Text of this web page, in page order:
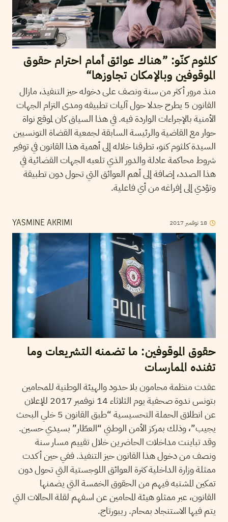
كلثوم كنّو: ”هناك عوائق أمام احترام حقوق
الموقوفين وبالإمكان تجاوزها“
منذ مرور أكثر من سنة ونصف على دخوله حيز التنفيذ، مازال
القانون 5 يطرح جدلا حول آليات تطبيقه ومدى التزام الجهات
الأمنية بالإجراءات الواردة فيه. في هذا السياق كان لموقع نواة
حوار مع القاضية والرئيسة السابقة لجمعية القضاة التونسيين
السيدة كلثوم كنو، تطرقنا خلاله إلى أهمية هذا القانون في توفير
شروط محاكمة عادلة والدور الذي تلعبه الجهات القضائية في
هذا الصدد، إضافة إلى أهم العوائق التي تحول دون تطبيقة
وتؤدي إلى إفراغه من أي فاعلية.
YASMINE AKRIMI 18 نوفمبر 2017
حقوق الموقوفين: ما تضمنه التشريعات وما
تفنده الممارسات
عقدت منظمة محامون بلا حدود والهيئة الوطنية للمحامين
بتونس ندوة صحفية يوم الثلاثاء 14 نوفمبر 2017 للإعلان
عن انطلاق الحملة التحسيسية “طبق القانون 5 خلي البحث
يجيب”، وذلك بمركز الأمن الوطني “العطّار” بسيدي حسين.
وقد تباينت مداخلات الحاضرين خلال تقييم مسار سنة
ونصف من دخول هذا القانون حيز التنفيذ. ففي حين أكدت
ممثلة وزارة الداخلية كثرة العوائق اللوجستية التي تحول دون
تمكين المشتبه فيهم من الحقوق الخمسة التي يضمنها
القانون، عبر ممثلو هيئة المحامين عن اسفهم لقلة الحالات التي
يتم فيها الاستنجاد بمحام. ريبورتاج.